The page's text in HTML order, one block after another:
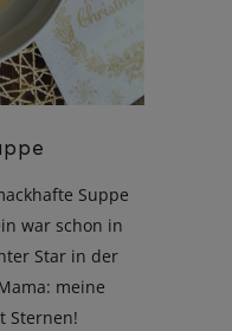
Suppe
war schon in
Star in der
meine
Sternen!